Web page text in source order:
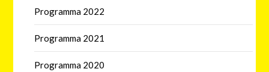
Programma 2022
Programma 2021
Programma 2020